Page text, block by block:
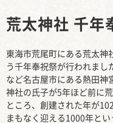
荒太神社 千年
東海市荒尾町にある荒太神
う千年奉祝祭が行われまし
など名古屋市にある熱田神
神社の氏子が5年ほど前に
ところ、創建された年が
まもなく迎える1000年と